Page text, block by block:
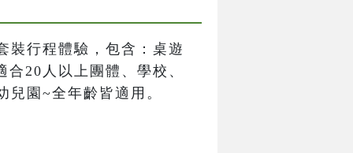
裝行程體驗，包含：桌遊
20人以上團體、學校、
園~全年齡皆適用。